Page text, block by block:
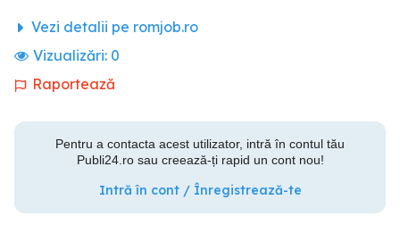
Vezi detalii pe romjob.ro
Vizualizări: 0
Raportează
Pentru a contacta acest utilizator, intră în contul tău
Publi24.ro sau creează-ți rapid un cont nou!
Intră în cont / Înregistrează-te